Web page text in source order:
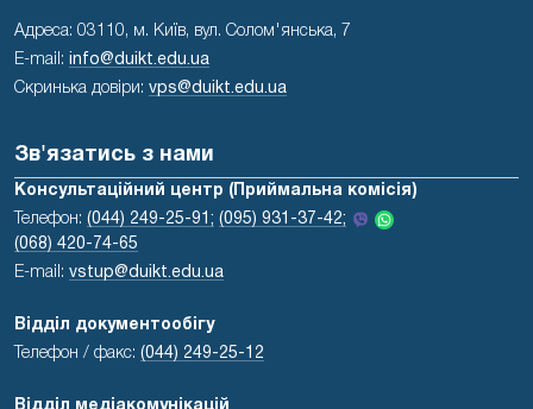
Адреса: 03110, м. Київ, вул. Солом'янська, 7
E-mail:
info@duikt.edu.ua
Скринька довіри: vps@duikt.edu.ua
Зв'язатись з нами
Консультаційний центр (Приймальна комісія)
Телефон: (044) 249-25-91; (095) 931-37-42;
(068) 420-74-65
E-mail: vstup@duikt.edu.ua
Відділ документообігу
Телефон / факс: (044) 249-25-12